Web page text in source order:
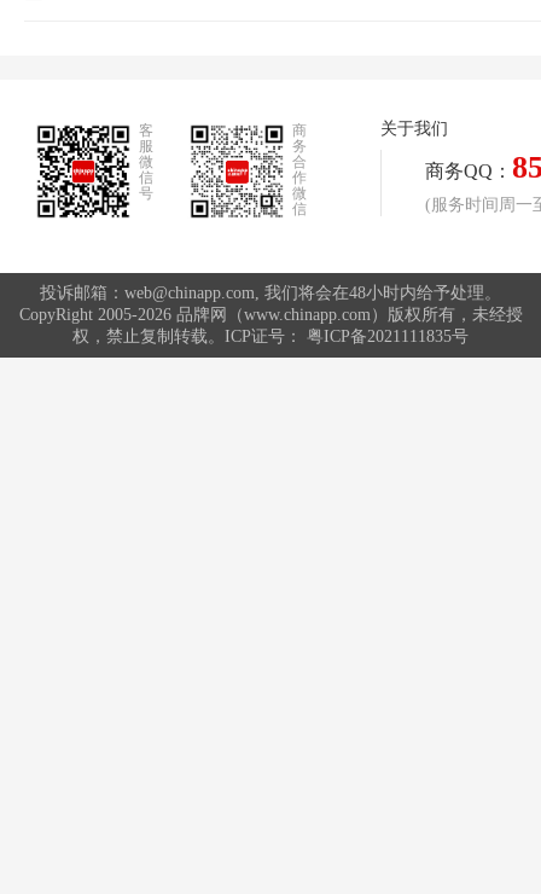
客
服
微
信
号
商
务
合
作
微
信
关于我们
商务QQ：
(服务时间周一
投诉邮箱：web@chinapp.com, 我们将会在48小时内给予处理。
CopyRight 2005-2026 品牌网（www.chinapp.com）版权所有，未经授
权，禁止复制转载。ICP证号： 粤ICP备2021111835号